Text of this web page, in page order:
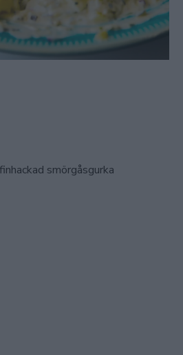
smörgåsgurka